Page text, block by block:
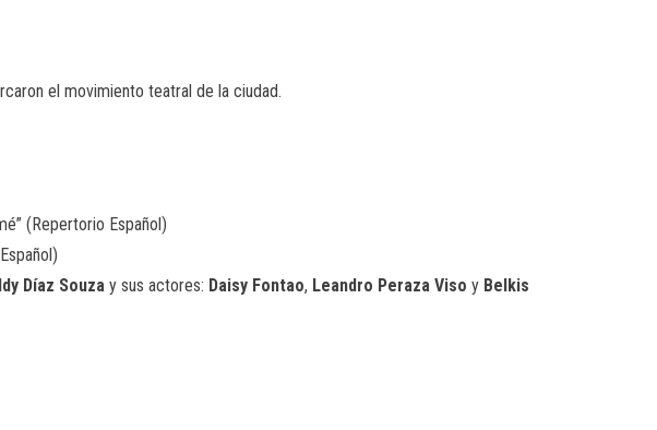
el movimiento teatral de la ciudad.
(Repertorio Español)
Díaz Souza y sus actores: Daisy Fontao, Leandro Peraza Viso y Belkis